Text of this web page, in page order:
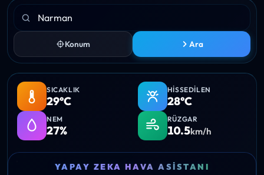
Konum Ara
SICAKLIK
29°C
HISSEDILEN
28°C
NEM
27%
RÜZGAR
10.5km/h
YAPAY ZEKA HAVA ASISTANI